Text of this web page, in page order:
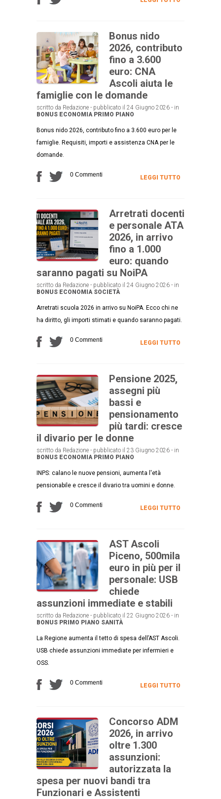
Bonus nido
2026, contributo
fino a 3.600
euro: CNA
Ascoli aiuta le
famiglie con le domande
scritto da Redazione - pubblicato il 24 Giugno 2026 - in
BONUS ECONOMIA PRIMO PIANO
Bonus nido 2026, contributo fino a 3.600 euro per le
famiglie. Requisiti, importi e assistenza CNA per le
domande.
0 Commenti LEGGI TUTTO
Arretrati docenti
e personale ATA
2026, in arrivo
fino a 1.000
euro: quando
saranno pagati su NoiPA
scritto da Redazione - pubblicato il 24 Giugno 2026 - in
BONUS ECONOMIA SOCIETÀ
Arretrati scuola 2026 in arrivo su NoiPA. Ecco chi ne
ha diritto, gli importi stimati e quando saranno pagati.
0 Commenti LEGGI TUTTO
Pensione 2025,
assegni più
bassi e
pensionamento
più tardi: cresce
il divario per le donne
scritto da Redazione - pubblicato il 23 Giugno 2026 - in
BONUS ECONOMIA PRIMO PIANO
INPS: calano le nuove pensioni, aumenta l'età
pensionabile e cresce il divario tra uomini e donne.
0 Commenti LEGGI TUTTO
AST Ascoli
Piceno, 500mila
euro in più per il
personale: USB
chiede
assunzioni immediate e stabili
scritto da Redazione - pubblicato il 22 Giugno 2026 - in
BONUS PRIMO PIANO SANITÀ
La Regione aumenta il tetto di spesa dell’AST Ascoli.
USB chiede assunzioni immediate per infermieri e
OSS.
0 Commenti LEGGI TUTTO
Concorso ADM
2026, in arrivo
oltre 1.300
assunzioni:
autorizzata la
spesa per nuovi bandi tra
Funzionari e Assistenti